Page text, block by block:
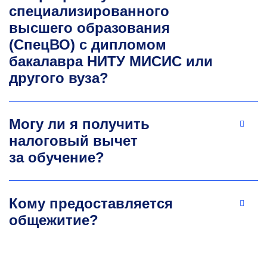
отдела технологий информационного
моделирования АО «ДОМ.РФ». Финалист 2
Международного строительного чемпионата,
победитель проекта АНО «Россия-страна
возможностей» «Молодежная смена»
Минстроя РФ, один из разработчиков курса
уровень». Участвовал в строительстве более
и Московской области.
aleksandr.knyazev@domrf.ru
специализированного
высшего образования
(СпецВО) с дипломом
бакалавра НИТУ МИСИС или
другого вуза?
Могу ли я получить
налоговый вычет
за обучение?
Кому предоставляется
общежитие?